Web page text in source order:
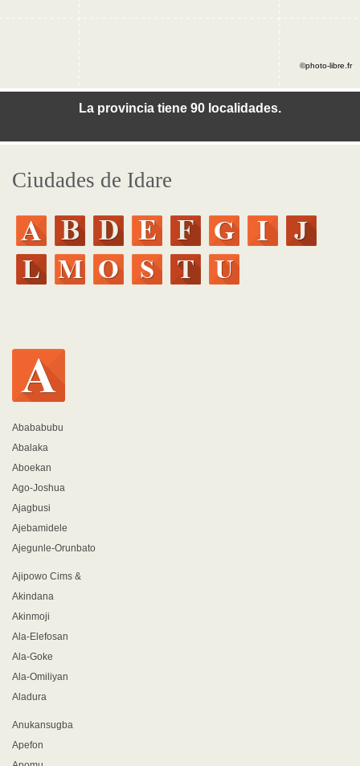
La provincia tiene 90 localidades.
©photo-libre.fr
Ciudades de Idare
Abababubu
Abalaka
Aboekan
Ago-Joshua
Ajagbusi
Ajebamidele
Ajegunle-Orunbato
Ajipowo Cims &
Akindana
Akinmoji
Ala-Elefosan
Ala-Goke
Ala-Omiliyan
Aladura
Anukansugba
Apefon